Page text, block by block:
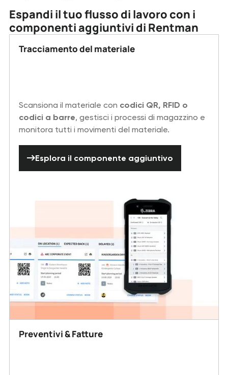
Espandi il tuo flusso di lavoro con i
componenti aggiuntivi di Rentman
Tracciamento del materiale
Scansiona il materiale con codici QR, RFID o
codici a barre, gestisci i processi di magazzino e
monitora tutti i movimenti del materiale.
Esplora il componente aggiuntivo
Preventivi & Fatture